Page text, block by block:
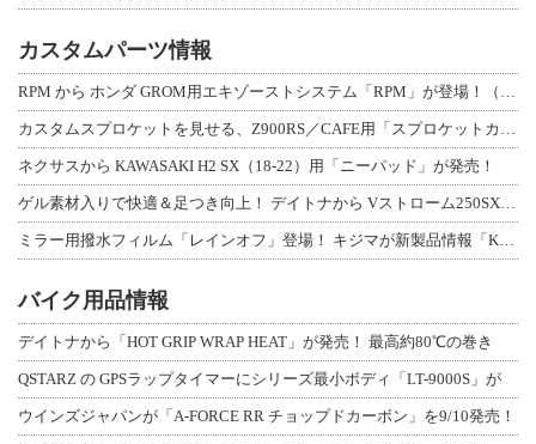
カスタムパーツ情報
ネクサスから KAWASAKI H2 SX（18-22）用「ニーパッド」が発売！
バイク用品情報
デイトナから「HOT GRIP WRAP HEAT」が発売！ 最高約80℃の巻き
QSTARZ の GPSラップタイマーにシリーズ最小ボディ「LT-9000S」が
ウインズジャパンが「A-FORCE RR チョップドカーボン」を9/10発売！